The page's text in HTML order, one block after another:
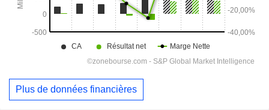
Plus de données financières